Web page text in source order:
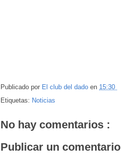
Publicado por El club del dado en 15:30
Etiquetas: Noticias
No hay comentarios :
Publicar un comentario